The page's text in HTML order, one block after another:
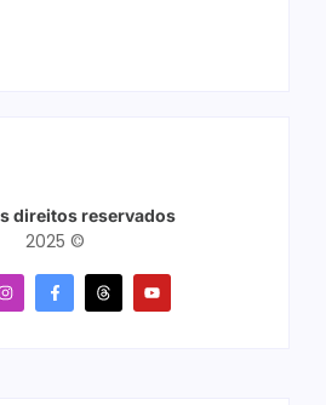
direitos reservados
2025 ©